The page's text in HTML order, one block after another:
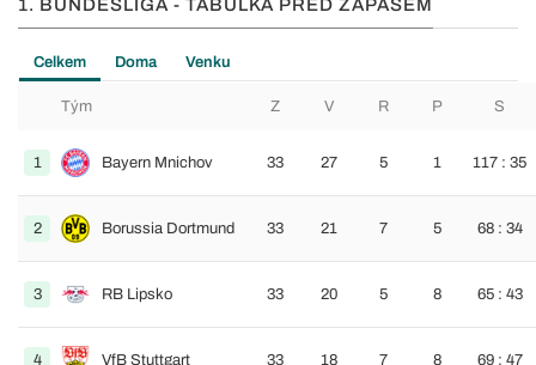
1. BUNDESLIGA - TABULKA PŘED ZÁPASEM
Celkem Doma Venku
Tým Z V R P S
1 Bayern Mnichov 33 27 5 1 117 : 35
2 Borussia Dortmund 33 21 7 5 68 : 34
3 RB Lipsko 33 20 5 8 65 : 43
4 VfB Stuttgart 33 18 7 8 69 : 47